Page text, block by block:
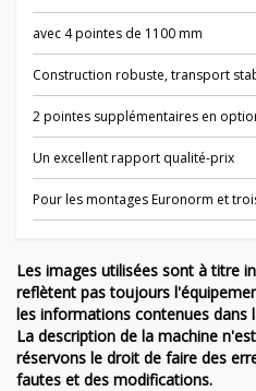
avec 4 pointes de 1100 mm
Construction robuste, transport
2 pointes supplémentaires en
Un excellent rapport qualité-prix
Pour les montages Euronorm et
Les images utilisées sont à titre
reflètent pas toujours
les informations contenues
La description de la machine
réservons le droit de faire des
fautes et des modifications.